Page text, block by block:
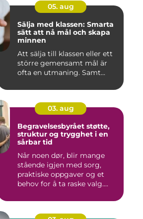
05. aug
Sälja med klassen: Smarta
sätt att nå mål och skapa
minnen
Att sälja till klassen eller ett
större gemensamt mål är
ofta en utmaning. Samt...
03. aug
Begravelsesbyrået støtte,
struktur og trygghet i en
sårbar tid
Når noen dør, blir mange
stående igjen med sorg,
praktiske oppgaver og et
behov for å ta raske valg....